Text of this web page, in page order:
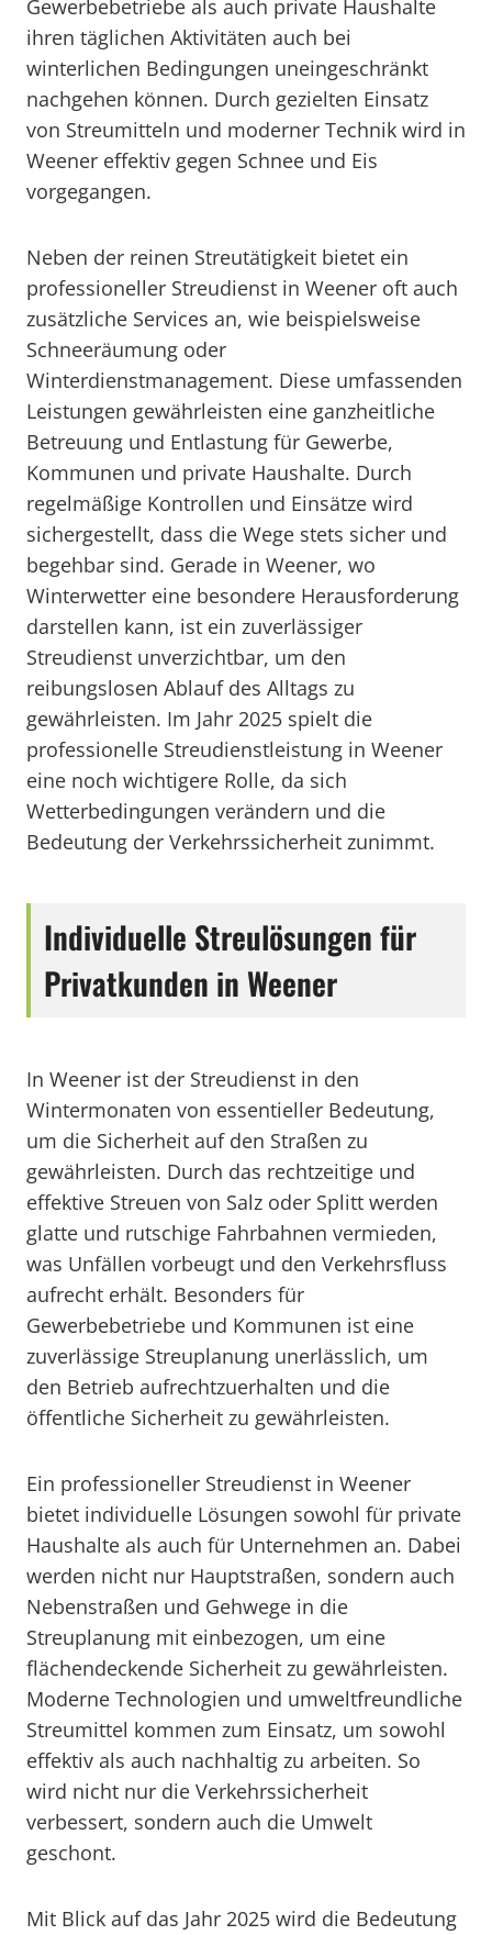
Gewerbebetriebe als auch private Haushalte
ihren täglichen Aktivitäten auch bei
winterlichen Bedingungen uneingeschränkt
nachgehen können. Durch gezielten Einsatz
von Streumitteln und moderner Technik wird in
Weener effektiv gegen Schnee und Eis
vorgegangen.
Neben der reinen Streutätigkeit bietet ein
professioneller Streudienst in Weener oft auch
zusätzliche Services an, wie beispielsweise
Schneeräumung oder
Winterdienstmanagement. Diese umfassenden
Leistungen gewährleisten eine ganzheitliche
Betreuung und Entlastung für Gewerbe,
Kommunen und private Haushalte. Durch
regelmäßige Kontrollen und Einsätze wird
sichergestellt, dass die Wege stets sicher und
begehbar sind. Gerade in Weener, wo
Winterwetter eine besondere Herausforderung
darstellen kann, ist ein zuverlässiger
Streudienst unverzichtbar, um den
reibungslosen Ablauf des Alltags zu
gewährleisten. Im Jahr 2025 spielt die
professionelle Streudienstleistung in Weener
eine noch wichtigere Rolle, da sich
Wetterbedingungen verändern und die
Bedeutung der Verkehrssicherheit zunimmt.
Individuelle Streulösungen für
Privatkunden in Weener
In Weener ist der Streudienst in den
Wintermonaten von essentieller Bedeutung,
um die Sicherheit auf den Straßen zu
gewährleisten. Durch das rechtzeitige und
effektive Streuen von Salz oder Splitt werden
glatte und rutschige Fahrbahnen vermieden,
was Unfällen vorbeugt und den Verkehrsfluss
aufrecht erhält. Besonders für
Gewerbebetriebe und Kommunen ist eine
zuverlässige Streuplanung unerlässlich, um
den Betrieb aufrechtzuerhalten und die
öffentliche Sicherheit zu gewährleisten.
Ein professioneller Streudienst in Weener
bietet individuelle Lösungen sowohl für private
Haushalte als auch für Unternehmen an. Dabei
werden nicht nur Hauptstraßen, sondern auch
Nebenstraßen und Gehwege in die
Streuplanung mit einbezogen, um eine
flächendeckende Sicherheit zu gewährleisten.
Moderne Technologien und umweltfreundliche
Streumittel kommen zum Einsatz, um sowohl
effektiv als auch nachhaltig zu arbeiten. So
wird nicht nur die Verkehrssicherheit
verbessert, sondern auch die Umwelt
geschont.
Mit Blick auf das Jahr 2025 wird die Bedeutung